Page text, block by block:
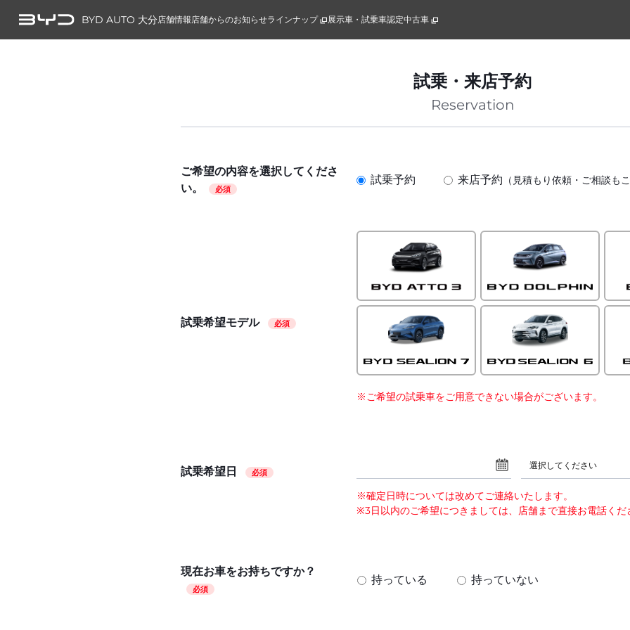
BYD AUTO 大分店舗情報店舗からのお知らせラインナップ 展示車・試乗車認定中古車
試乗・来店予約
Reservation
ご希望の内容を選択してくださ
い。
必須
試乗予約 来店予約 （見積もり依頼・ご相談も
試乗希望モデル 必須
※ご希望の試乗車をご用意できない場合がございます。
試乗希望日 必須
選択してください
※確定日時については改めてご連絡いたします。
※3日以内のご希望につきましては、店舗まで直接お電話くだ
現在お車をお持ちですか？
必須
持っている 持っていない